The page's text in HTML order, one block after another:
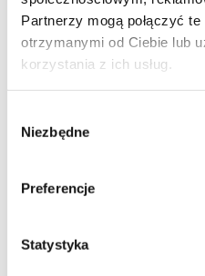
Partnerzy mogą połączyć
otrzymanymi od Ciebie lub
korzystania z ich usług.
zgody
Niezbędne
Preferencje
Statystyka